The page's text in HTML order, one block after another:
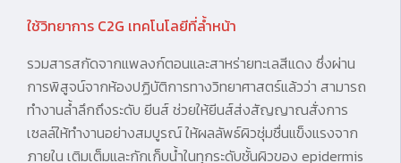
ใช้วิทยาการ C2G เทคโนโลยีที่ล้ำหน้า
รวมสารสกัดจากแพลงก์ตอนและสาหร่ายทะเลสีแดง ซึ่งผ่าน
การพิสูจน์จากห้องปฏิบัติการทางวิทยาศาสตร์แล้วว่า สามารถ
ทำงานล้ำลึกถึงระดับ ยีนส์ ช่วยให้ยีนส์ส่งสัญญาณสั่งการ
เซลล์ให้ทำงานอย่างสมบูรณ์ ให้ผลลัพธ์ผิวชุ่มชื่นแข็งแรงจาก
ภายใน เติมเต็มและกักเก็บน้ำในทุกระดับชั้นผิวของ epidermis